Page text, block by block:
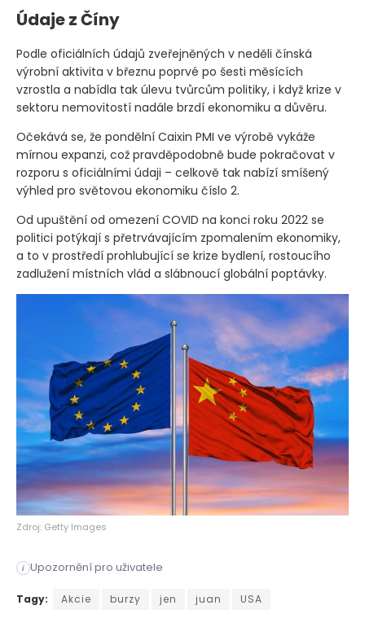
Údaje z Číny
Podle oficiálních údajů zveřejněných v neděli čínská
výrobní aktivita v březnu poprvé po šesti měsících
vzrostla a nabídla tak úlevu tvůrcům politiky, i když krize v
sektoru nemovitostí nadále brzdí ekonomiku a důvěru.
Očekává se, že pondělní Caixin PMI ve výrobě vykáže
mírnou expanzi, což pravděpodobně bude pokračovat v
rozporu s oficiálními údaji – celkově tak nabízí smíšený
výhled pro světovou ekonomiku číslo 2.
Od upuštění od omezení COVID na konci roku 2022 se
politici potýkají s přetrvávajícím zpomalením ekonomiky,
a to v prostředí prohlubující se krize bydlení, rostoucího
zadlužení místních vlád a slábnoucí globální poptávky.
Zdroj: Getty Images
i Upozornění pro uživatele
Páteční údaje o zaměstnanosti v USA budou hlavním
Tagy: Akcie burzy jen juan USA